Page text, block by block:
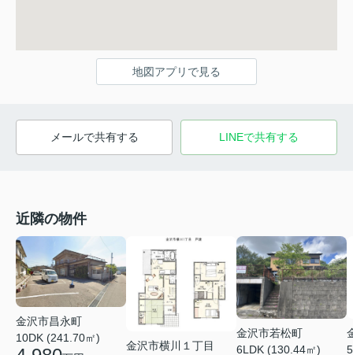
地図アプリで見る
メールで共有する LINEで共有する
近隣の物件
金沢市昌永町
10DK (241.70㎡)
金沢市横川１丁目
金沢市若松町
6LDK (130.44㎡)